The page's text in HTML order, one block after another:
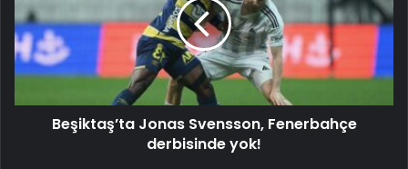
Beşiktaş’ta Jonas Svensson, Fenerbahçe
derbisinde yok!